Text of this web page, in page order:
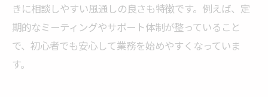
きに相談しやすい風通しの良さも特徴です。例えば、定
期的なミーティングやサポート体制が整っていること
で、初心者でも安心して業務を始めやすくなっていま
す。